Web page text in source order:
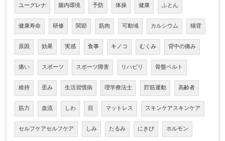
ユーグレナ 腸内環境 予防 体操 健康 ふとん
健康寿命 研修 関節 筋肉 可動域 カルシウム 猫背
原因 効果 実感 食事 キノコ むくみ 背中の痛み
痛い スポーツ スポーツ障害 リハビリ 骨盤ベルト
維持 歪み 生活習慣病 理学療法士 貯筋運動 高齢者
筋力 血流 しわ 目 マットレス スキンケアスキンケア
セルフケアセルフケア しみ たるみ にきび ホルモン